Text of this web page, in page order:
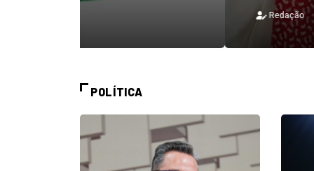
3 de agosto de 2026
POLÍTICA